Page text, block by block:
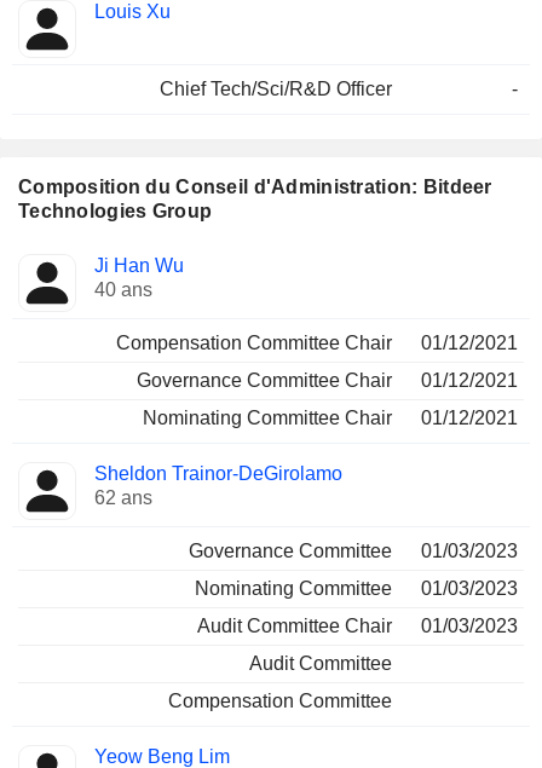
Louis Xu
Chief Tech/Sci/R&D Officer -
Composition du Conseil d'Administration: Bitdeer
Technologies Group
Administrateur Comités
Ji Han Wu
40 ans
Compensation Committee Chair
01/12/2021
Governance Committee Chair
01/12/2021
Nominating Committee Chair
01/12/2021
Sheldon Trainor-DeGirolamo
62 ans
Governance Committee
01/03/2023
Nominating Committee
01/03/2023
Audit Committee Chair
01/03/2023
Audit Committee
Compensation Committee
Yeow Beng Lim